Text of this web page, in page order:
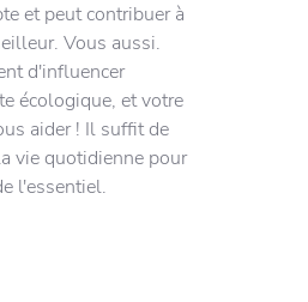
et peut contribuer à
Vous aussi.
d'influencer
écologique, et votre
aider ! Il suffit de
vie quotidienne pour
l'essentiel.